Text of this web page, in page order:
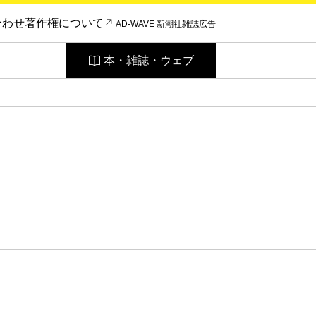
わせ著作権について AD-WAVE 新潮社雑誌広告
本・雑誌・ウェブ